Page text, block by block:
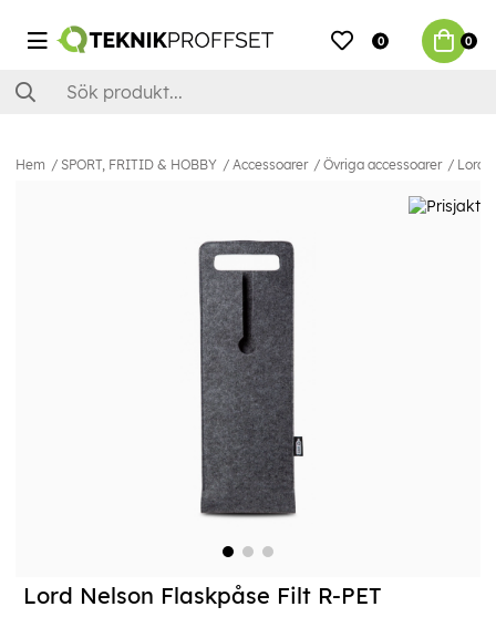
0 0
Hem SPORT, FRITID & HOBBY Accessoarer Övriga accessoarer Lord
Lord Nelson Flaskpåse Filt R-PET